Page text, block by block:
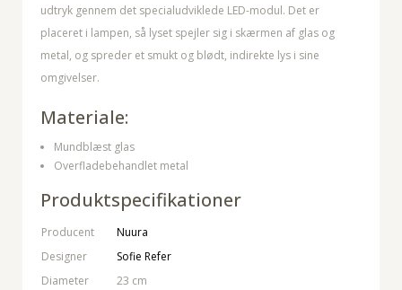
udtryk gennem det specialudviklede LED-modul. Det er
placeret i lampen, så lyset spejler sig i skærmen af glas og
metal, og spreder et smukt og blødt, indirekte lys i sine
omgivelser.
Materiale:
Mundblæst glas
Overfladebehandlet metal
Produktspecifikationer
Producent
Nuura
Designer
Sofie Refer
Diameter
23 cm